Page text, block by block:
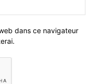
dans ce navigateur